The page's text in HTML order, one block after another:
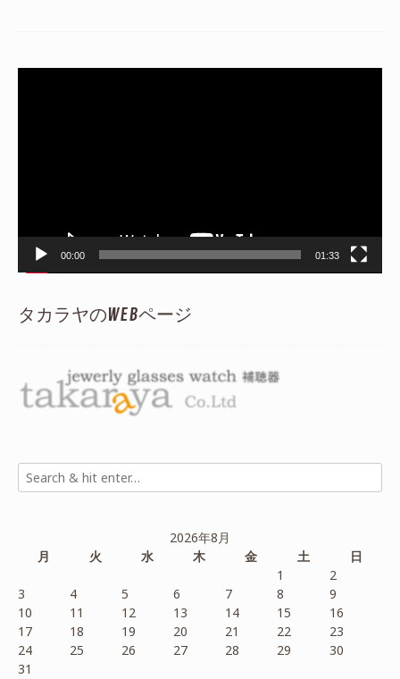
00:00 01:33
タカラヤのWEBページ
2026年8月
月
火 水 木 金 土
日
1
2
3
4 5 6 7 8
9
10
11 12 13 14 15
16
17
18 19 20 21 22
23
24
25 26 27 28 29
30
31